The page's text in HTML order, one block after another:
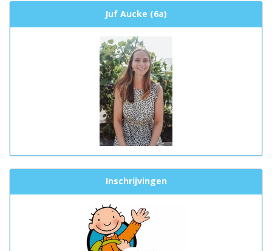
Juf Aucke (6a)
Inschrijvingen